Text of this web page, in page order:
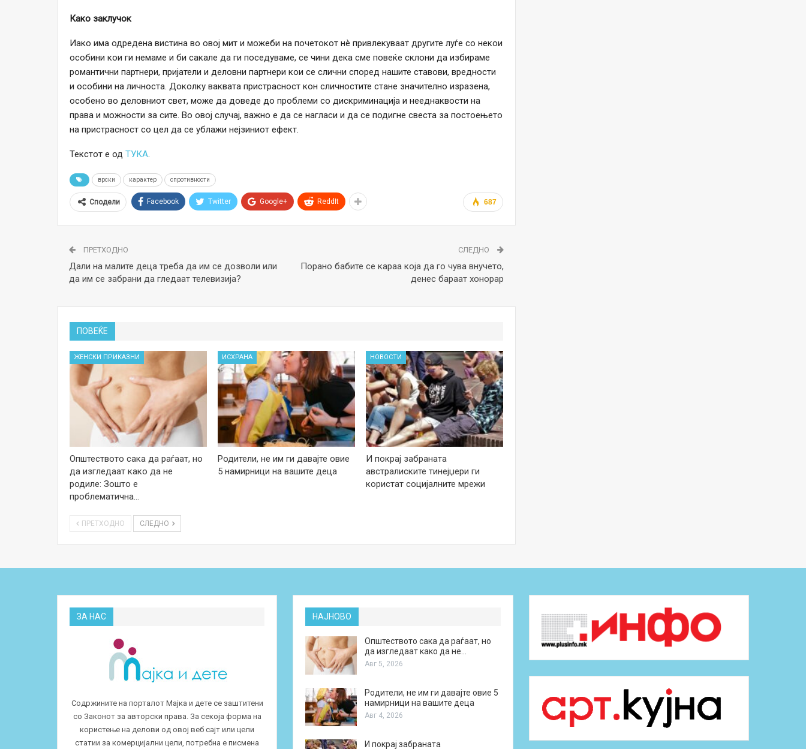
Како заклучок
Иако има одредена вистина во овој мит и можеби на почетокот нè привлекуваат другите луѓе со некои
особини кои ги немаме и би сакале да ги поседуваме, се чини дека сме повеќе склони да избираме
романтични партнери, пријатели и деловни партнери кои се слични според нашите ставови, вредности
и особини на личноста. Доколку ваквата пристрасност кон сличностите стане значително изразена,
особено во деловниот свет, може да доведе до проблеми со дискриминација и нееднаквости на
права и можности за сите. Во овој случај, важно е да се нагласи и да се подигне свеста за постоењето
на пристрасност со цел да се ублажи нејзиниот ефект.
Текстот е од ТУКА.
врски карактер спротивности
687
Сподели Facebook Twitter Google+ ReddIt
ПРЕТХОДНО
Дали на малите деца треба да им се дозволи или
да им се забрани да гледаат телевизија?
СЛЕДНО
Порано бабите се караа која да го чува внучето,
денес бараат хонорар
ПОВЕЌЕ
ЖЕНСКИ ПРИКАЗНИ
Општеството сака да раѓаат, но
да изгледаат како да не
родиле: Зошто е
проблематична…
ИСХРАНА
Родители, не им ги давајте овие
5 намирници на вашите деца
НОВОСТИ
И покрај забраната
австралиските тинејџери ги
користат социјалните мрежи
ПРЕТХОДНО СЛЕДНО
ЗА НАС
Содржините на порталот Мајка и дете се заштитени
со Законот за авторски права. За секоја форма на
користење на делови од овој веб сајт или цели
статии за комерцијални цели, потребна е писмена
НАЈНОВО
Општеството сака да раѓаат, но
да изгледаат како да не…
Авг 5, 2026
Родители, не им ги давајте овие 5
намирници на вашите деца
Авг 4, 2026
И покрај забраната